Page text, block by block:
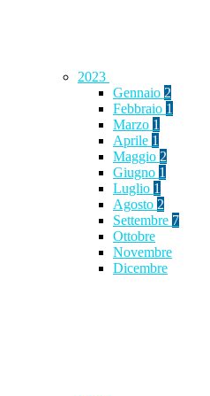
2023
Gennaio 2
Febbraio 1
Marzo 1
Aprile 1
Maggio 2
Giugno 1
Luglio 1
Agosto 2
Settembre 7
Ottobre
Novembre
Dicembre